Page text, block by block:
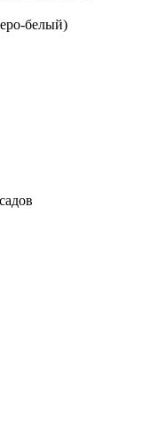
белый)